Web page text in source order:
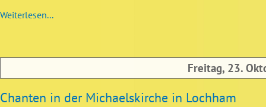
Weiterlesen...
Freitag, 23.
Chanten in der Michaelskirche in Lochham